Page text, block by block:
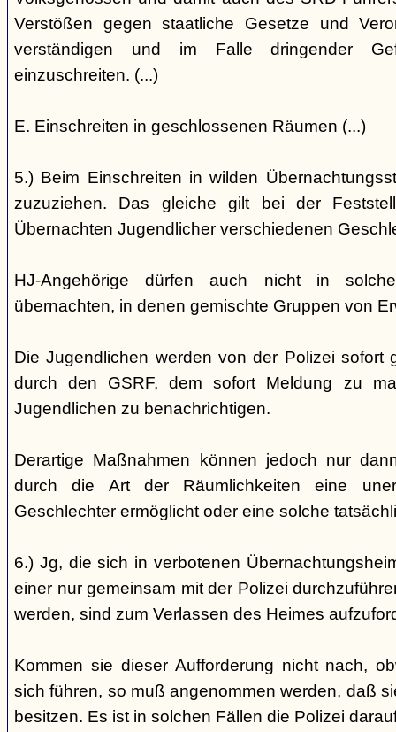
Verstößen gegen staatliche Gesetze und
verständigen und im Falle dringender
einzuschreiten. (...)
E. Einschreiten in geschlossenen Räumen (...)
5.) Beim Einschreiten in wilden
zuzuziehen. Das gleiche gilt bei der
Übernachten Jugendlicher verschiedenen
HJ-Angehörige dürfen auch nicht in
übernachten, in denen gemischte Gruppen von
Die Jugendlichen werden von der Polizei sofort
durch den GSRF, dem sofort Meldung zu
Jugendlichen zu benachrichtigen.
Derartige Maßnahmen können jedoch nur
durch die Art der Räumlichkeiten eine
Geschlechter ermöglicht oder eine solche
6.) Jg, die sich in verbotenen
einer nur gemeinsam mit der Polizei
werden, sind zum Verlassen des Heimes
Kommen sie dieser Aufforderung nicht nach,
sich führen, so muß angenommen werden, daß
besitzen. Es ist in solchen Fällen die Polizei